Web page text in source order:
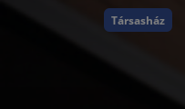
Társasház